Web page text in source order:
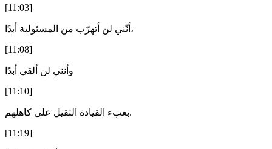
[11:03]
أنّني لن أتهرّب من المسئولية أبدًا،
[11:08]
وأنني لن ألقي أبدًا
[11:10]
بعبء القيادة الثقيل على كاهلهم.
[11:19]